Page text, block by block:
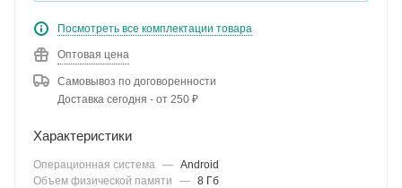
Посмотреть все комплектации товара
Оптовая цена
Самовывоз по договоренности
Доставка сегодня - от 250 ₽
Характеристики
Операционная система — Android
Объем физической памяти
— 8 Гб